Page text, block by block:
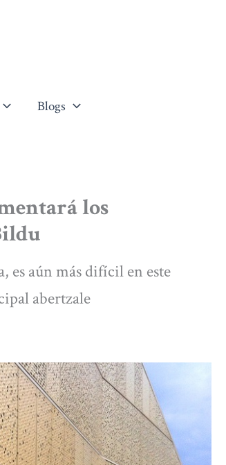
Blogs
los
aún más difícil en este
abertzale